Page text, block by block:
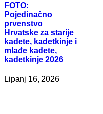
FOTO:
Pojedinačno
prvenstvo
Hrvatske za starije
kadete, kadetkinje i
mlađe kadete,
kadetkinje 2026
Lipanj 16, 2026